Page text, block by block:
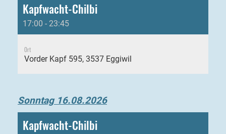
Kapfwacht-Chilbi
17:00 - 23:45
Ort
Vorder Kapf 595, 3537 Eggiwil
Sonntag 16.08.2026
Kapfwacht-Chilbi